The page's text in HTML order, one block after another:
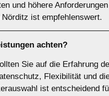
und höhere
ist empfehlenswert.
achten?
Sie auf die Erfahrung
Flexibilität und
ist entscheidend